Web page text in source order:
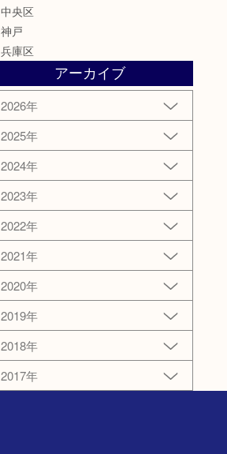
中央区
神戸
兵庫区
アーカイブ
2026年
2025年
2024年
2023年
2022年
2021年
2020年
2019年
2018年
2017年